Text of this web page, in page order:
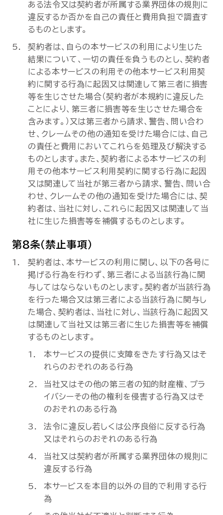
ある法令又は契約者が所属する業界団体の規則に
違反するか否かを自己の責任と費用負担で調査す
るものとします。
契約者は、自らの本サービスの利用により生じた
結果について、一切の責任を負うものとし、契約者
による本サービスの利用その他本サービス利用契
約に関する行為に起因又は関連して第三者に損害
等を生じさせた場合（契約者が本規約に違反した
ことにより、第三者に損害等を生じさせた場合を
含みます。）又は第三者から請求、警告、問い合わ
せ、クレームその他の通知を受けた場合には、自己
の責任と費用においてこれらを処理及び解決する
ものとします。また、契約者による本サービスの利
用その他本サービス利用契約に関する行為に起因
又は関連して当社が第三者から請求、警告、問い合
わせ、クレームその他の通知を受けた場合には、契
約者は、当社に対し、これらに起因又は関連して当
社に生じた損害等を補償するものとします。
第8条（禁止事項）
契約者は、本サービスの利用に関し、以下の各号に
掲げる行為を行わず、第三者による当該行為に関
与してはならないものとします。契約者が当該行為
を行った場合又は第三者による当該行為に関与し
た場合、契約者は、当社に対し、当該行為に起因又
は関連して当社又は第三者に生じた損害等を補償
するものとします。
本サービスの提供に支障をきたす行為又はそ
れらのおそれのある行為
当社又はその他の第三者の知的財産権、プラ
イバシーその他の権利を侵害する行為又はそ
のおそれのある行為
法令に違反し若しくは公序良俗に反する行為
又はそれらのおそれのある行為
当社又は契約者が所属する業界団体の規則に
違反する行為
本サービスを本目的以外の目的で利用する行
為